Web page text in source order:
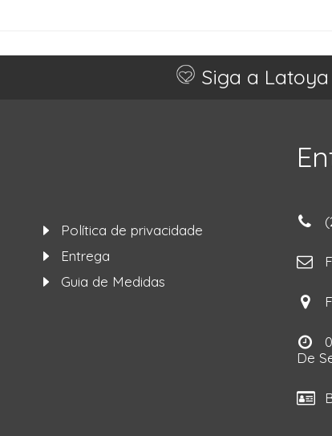
Siga a Latoya
Política de privacidade
Entrega
Guia de Medidas
De